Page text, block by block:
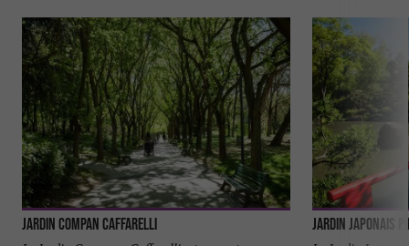
Jardin Compan Caffarelli Jardin japonais